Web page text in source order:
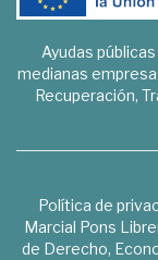
Ayudas
medianas
Recuperación,
Política de
Marcial Pons
de Derecho,